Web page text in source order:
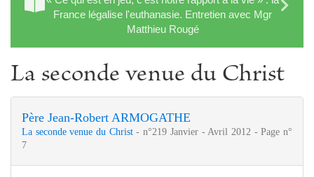
France légalise l'euthanasie. Entretien avec Mgr
Matthieu Rougé
La seconde venue du Christ
Père Jean-Robert ARMOGATHE
La seconde venue du Christ- n°219 Janvier - Avril 2012 - Page n°
7